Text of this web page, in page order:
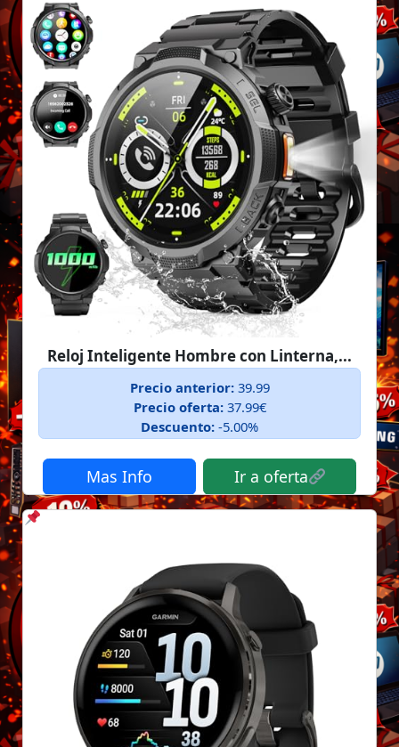
Reloj Inteligente Hombre con Linterna,...
Precio anterior:39.99
Precio oferta:37.99€
Descuento: -5.00%
Mas Info Ir a oferta